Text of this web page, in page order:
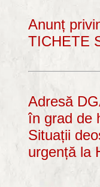
Anunț
TICHETE
Adresă
în grad de
Situații
urgență la